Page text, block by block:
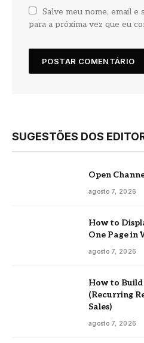
Salve meu nome, email
para a próxima vez que eu
SUGESTÕES DOS
Open
agosto 7, 2026
How to
One Page in
agosto 7, 2026
How to Build
(Recurring
Sales)
agosto 7, 2026